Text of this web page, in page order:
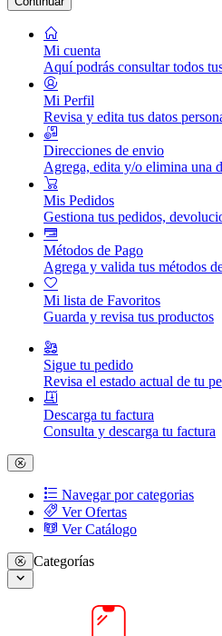
Mi cuenta
Aquí podrás consultar todos
Mi Perfil
Revisa y edita tus datos
Direcciones de envio
Agrega, edita y/o elimina una
Mis Pedidos
Gestiona tus pedidos,
Métodos de Pago
Agrega y valida tus métodos
Mi lista de Favoritos
Guarda y revisa tus productos
Sigue tu pedido
Revisa el estado actual de tu
Descarga tu factura
Consulta y descarga tu factura
Navegar por categorias
Ver Ofertas
Ver Catálogo
Categorías